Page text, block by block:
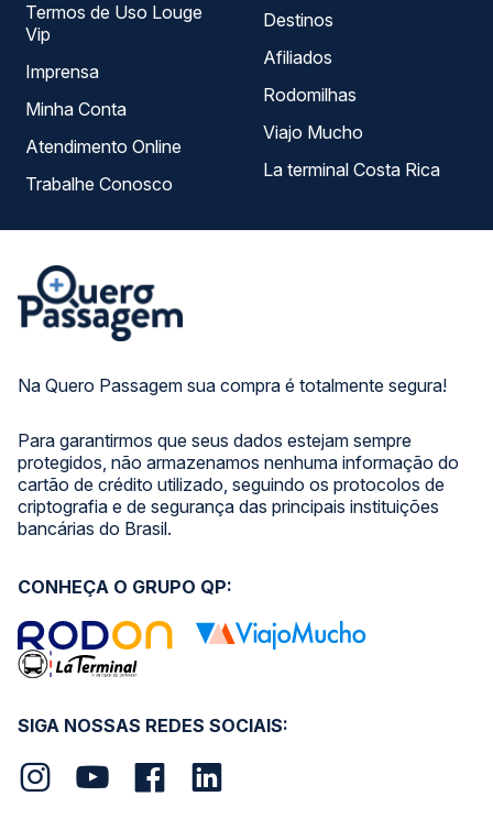
Na Quero Passagem sua compra é totalmente segura!
Para garantirmos que seus dados estejam sempre
protegidos, não armazenamos nenhuma informação do
cartão de crédito utilizado, seguindo os protocolos de
criptografia e de segurança das principais instituições
bancárias do Brasil.
Termos de Uso Louge
Vip
Imprensa
Minha Conta
Atendimento Online
Trabalhe Conosco
Destinos
Afiliados
Rodomilhas
Viajo Mucho
La terminal Costa Rica
SIGA NOSSAS REDES SOCIAIS:
CONHEÇA O GRUPO QP: